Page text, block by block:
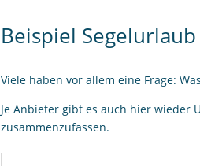
Beispiel
Viele haben vor allem eine Frage:
Je Anbieter gibt es auch hier wieder
zusammenzufassen.